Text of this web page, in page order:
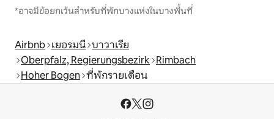
*อาจมีข้อยกเว้นสำหรับที่พักบางแห่งในบางพื้นที่
Airbnb เยอรมนี บาวาเรีย
Oberpfalz, Regierungsbezirk Rimbach
Hoher Bogen ที่พักรายเดือน